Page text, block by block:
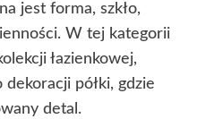
jest forma, szkło,
W tej kategorii
łazienkowej,
półki, gdzie
detal.